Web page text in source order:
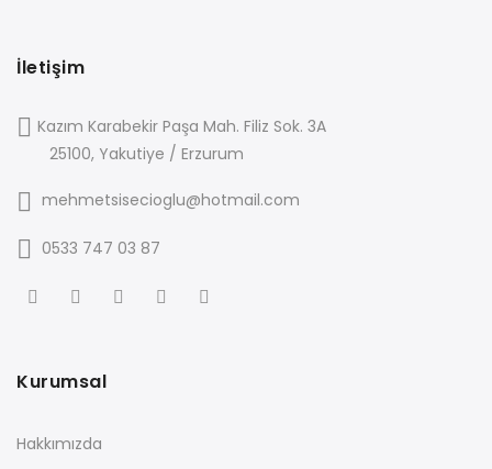
İletişim
Kazım Karabekir Paşa Mah. Filiz Sok. 3A
25100, Yakutiye / Erzurum
mehmetsisecioglu@hotmail.com
0533 747 03 87
Kurumsal
Hakkımızda